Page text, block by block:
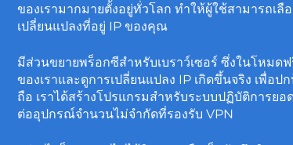
ของเรามากมายตั้งอยู่ทั่วโลก ทำให้ผู้ใช้สามารถเ
เปลี่ยนแปลงที่อยู่ IP ของคุณ
มีส่วนขยายพร็อกซีสำหรับเบราว์เซอร์ ซึ่งในโหม
ของเราและดูการเปลี่ยนแปลง IP เกิดขึ้นจริง เพื่อ
ถือ เราได้สร้างโปรแกรมสำหรับระบบปฏิบัติการย
ต่ออุปกรณ์จำนวนไม่จำกัดที่รองรับ VPN